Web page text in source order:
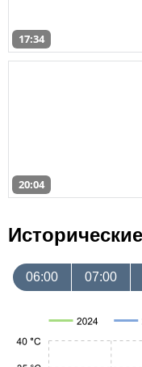
17:34
20:04
06:00 07:00